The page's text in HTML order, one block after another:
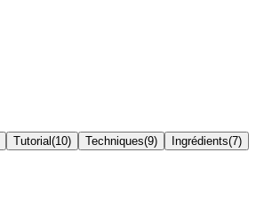
Tutorial (10) Techniques(9) Ingrédients(7)